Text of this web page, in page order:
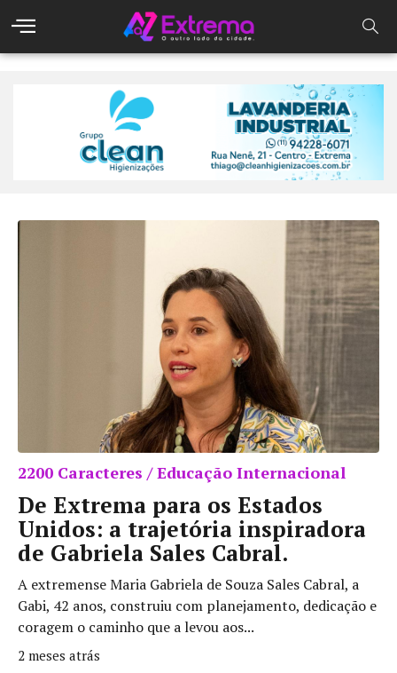
2200 Caracteres / Educação Internacional
De Extrema para os Estados
Unidos: a trajetória inspiradora
de Gabriela Sales Cabral.
A extremense Maria Gabriela de Souza Sales Cabral, a
Gabi, 42 anos, construiu com planejamento, dedicação e
coragem o caminho que a levou aos...
2 meses atrás